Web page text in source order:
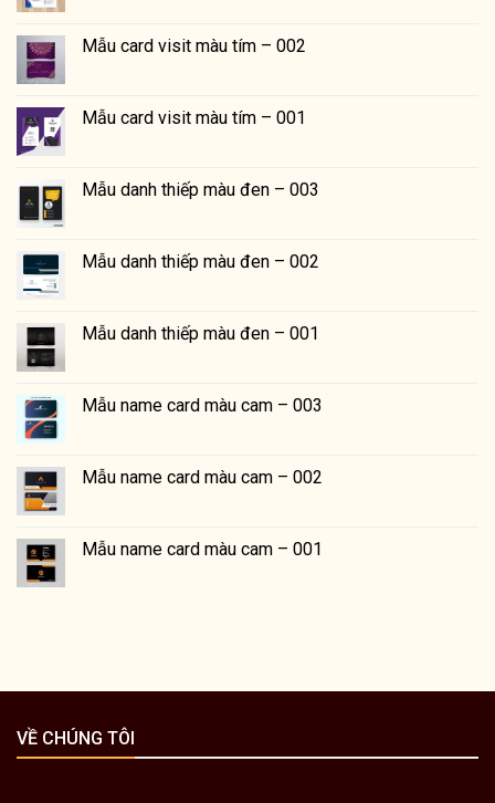
Mẫu card visit màu tím – 002
Mẫu card visit màu tím – 001
Mẫu danh thiếp màu đen – 003
Mẫu danh thiếp màu đen – 002
Mẫu danh thiếp màu đen – 001
Mẫu name card màu cam – 003
Mẫu name card màu cam – 002
Mẫu name card màu cam – 001
VỀ CHÚNG TÔI